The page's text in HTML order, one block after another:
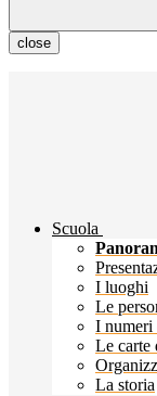
close
Scuola
I luoghi
Le
I numeri
Le carte
La storia